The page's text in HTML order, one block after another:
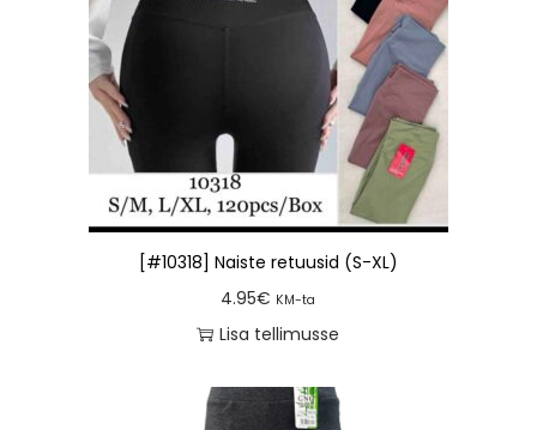
[#10318] Naiste retuusid (S-XL)
4.95€ KM-ta
Lisa tellimusse